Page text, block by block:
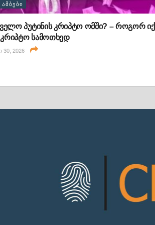
პუტინის კრიპტო ომში? – როგორ
კრიპტო სამოთხედ
30, 2026